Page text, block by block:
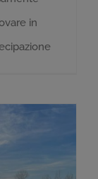
in